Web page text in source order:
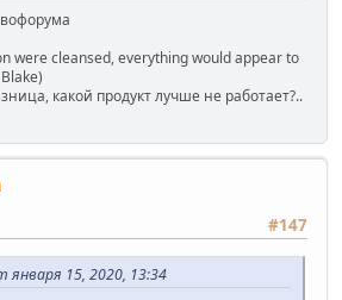
were cleansed, everything would appear to
какой продукт лучше не работает?..
#147
15, 2020, 13:34